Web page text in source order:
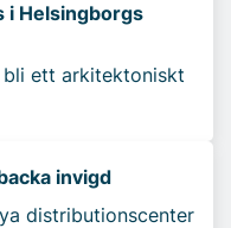
i Helsingborgs
ett arkitektoniskt
invigd
distributionscenter